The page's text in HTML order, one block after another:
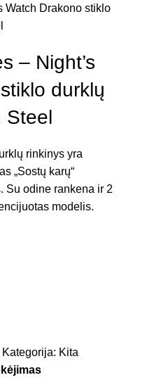
– Night’s
durklų
Steel
rinkinys yra
„Sostų karų“
Su odine rankena ir 2
modelis.
Kategorija: Kita